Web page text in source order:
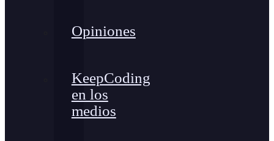
Opiniones
KeepCoding
en los
medios